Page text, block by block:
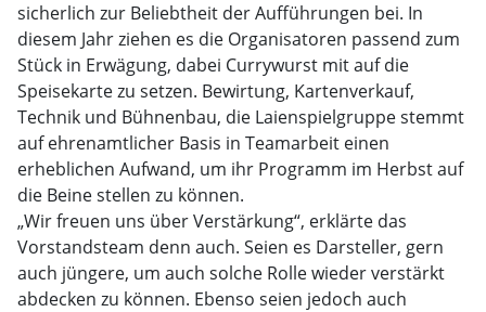
sicherlich zur Beliebtheit der Aufführungen bei. In
diesem Jahr ziehen es die Organisatoren passend zum
Stück in Erwägung, dabei Currywurst mit auf die
Speisekarte zu setzen. Bewirtung, Kartenverkauf,
Technik und Bühnenbau, die Laienspielgruppe stemmt
auf ehrenamtlicher Basis in Teamarbeit einen
erheblichen Aufwand, um ihr Programm im Herbst auf
die Beine stellen zu können.
„Wir freuen uns über Verstärkung“, erklärte das
Vorstandsteam denn auch. Seien es Darsteller, gern
auch jüngere, um auch solche Rolle wieder verstärkt
abdecken zu können. Ebenso seien jedoch auch